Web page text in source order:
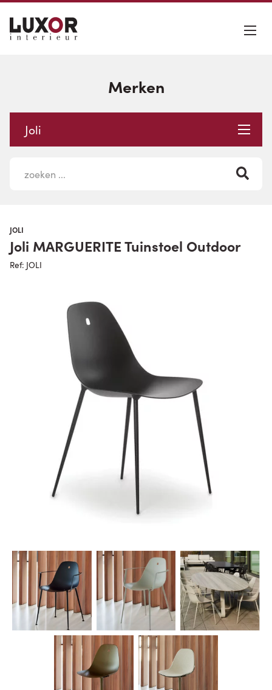
Merken
Joli
JOLI
Joli MARGUERITE Tuinstoel Outdoor
Ref: JOLI